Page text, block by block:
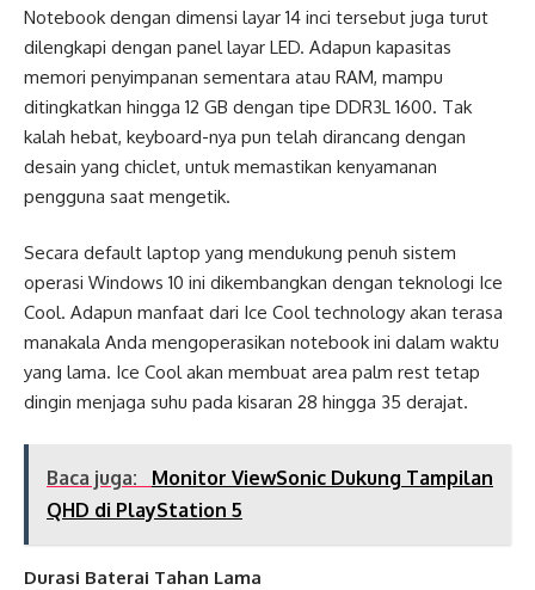
Notebook dengan dimensi layar 14 inci tersebut juga turut
dilengkapi dengan panel layar LED. Adapun kapasitas
memori penyimpanan sementara atau RAM, mampu
ditingkatkan hingga 12 GB dengan tipe DDR3L 1600. Tak
kalah hebat, keyboard-nya pun telah dirancang dengan
desain yang chiclet, untuk memastikan kenyamanan
pengguna saat mengetik.
Secara default laptop yang mendukung penuh sistem
operasi Windows 10 ini dikembangkan dengan teknologi Ice
Cool. Adapun manfaat dari Ice Cool technology akan terasa
manakala Anda mengoperasikan notebook ini dalam waktu
yang lama. Ice Cool akan membuat area palm rest tetap
dingin menjaga suhu pada kisaran 28 hingga 35 derajat.
Baca juga:
Monitor ViewSonic Dukung Tampilan
QHD di PlayStation 5
Durasi Baterai Tahan Lama